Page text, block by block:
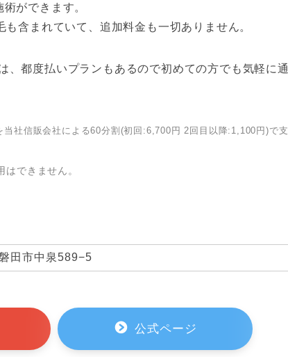
ができます。
含まれていて、追加料金も一切ありません。
、都度払いプランもあるので初めての方でも気軽に通
社信販会社による60分割(初回:6,700円 2回目以降:1,100円)で支
できません。
田市中泉589−5
公式ページ